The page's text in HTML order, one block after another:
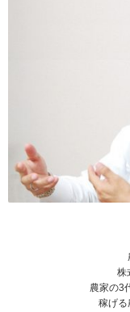
株
農家の3
稼げる